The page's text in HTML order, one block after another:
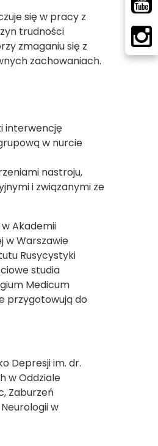
się w pracy z
trudności
zmaganiu się z
zachowaniach.
interwencję
w nurcie
nastroju,
i związanymi ze
Akademii
w Warszawie
Rusycystyki
studia
Medicum
przygotowują do
Depresji im. dr.
w Oddziale
Zaburzeń
w